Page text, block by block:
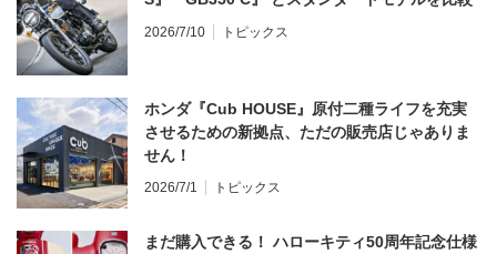
2026/7/10 トピックス
ホンダ『Cub HOUSE』原付二種ライフを充実
させるための新拠点、ただの販売店じゃありま
せん！
2026/7/1 トピックス
まだ購入できる！ ハローキティ50周年記念仕様